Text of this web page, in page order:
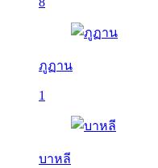
ภูฏาน
1
บาหลี